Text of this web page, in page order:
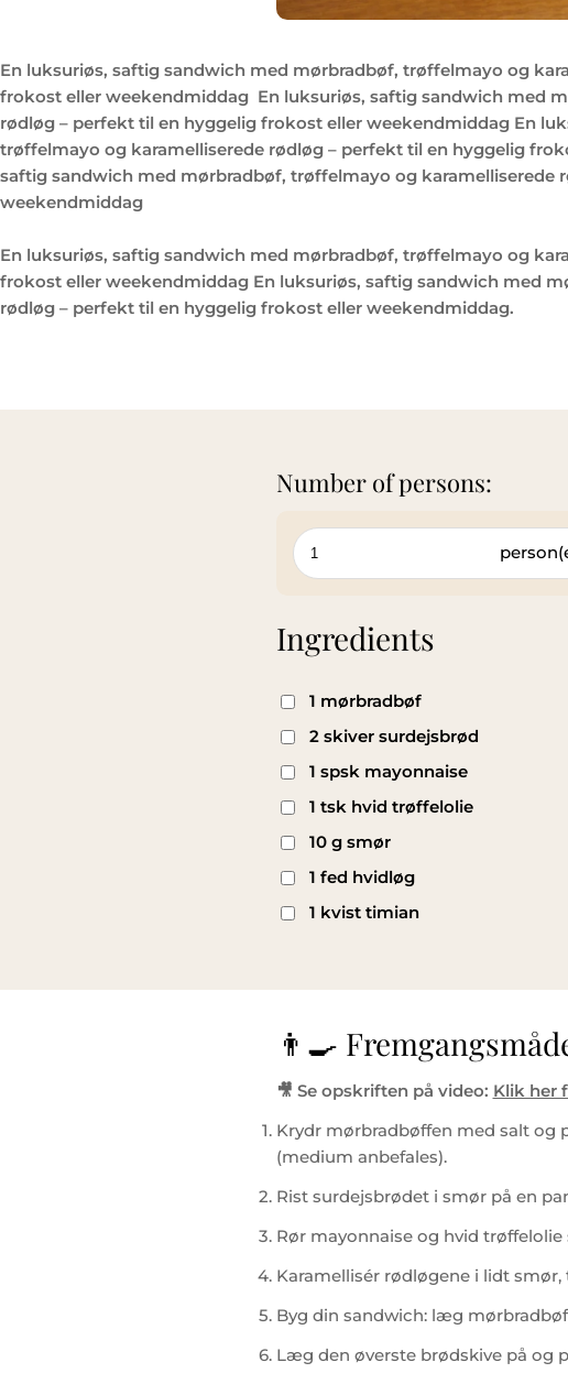
En luksuriøs, saftig sandwich med mørbradbøf, trøffelmayo og
frokost eller weekendmiddag En luksuriøs, saftig sandwich med
rødløg – perfekt til en hyggelig frokost eller weekendmiddag En
trøffelmayo og karamelliserede rødløg – perfekt til en hyggelig
saftig sandwich med mørbradbøf, trøffelmayo og karamelliserede
weekendmiddag
En luksuriøs, saftig sandwich med mørbradbøf, trøffelmayo og
frokost eller weekendmiddag En luksuriøs, saftig sandwich med
rødløg – perfekt til en hyggelig frokost eller weekendmiddag.
Number of persons:
Ingredients
1 mørbradbøf
2 skiver surdejsbrød
1 spsk mayonnaise
1 tsk hvid trøffelolie
10 g smør
1 fed hvidløg
1 kvist timian
👨🍳
🎥 Se opskriften på video: Klik her
Krydr mørbradbøffen med salt og
(medium anbefales).
Rist surdejsbrødet i smør på en
Rør mayonnaise og hvid
Karamellisér rødløgene i lidt smør,
Byg din sandwich: læg
Læg den øverste brødskive på og